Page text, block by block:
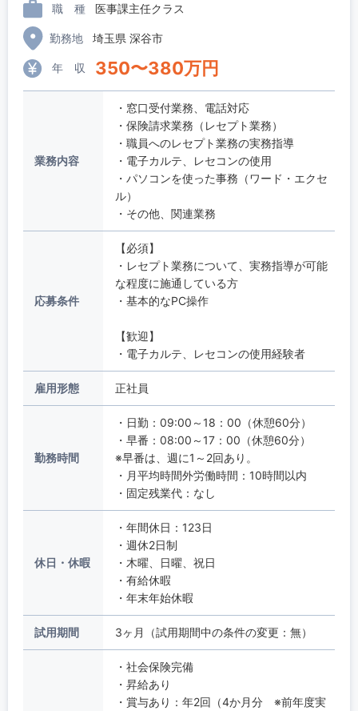
職 種 医事課主任クラス
勤務地 埼玉県 深谷市
年 収 350〜380万円
業務内容
・窓口受付業務、電話対応
・保険請求業務（レセプト業務）
・職員へのレセプト業務の実務指導
・電子カルテ、レセコンの使用
・パソコンを使った事務（ワード・エクセ
ル）
・その他、関連業務
応募条件
【必須】
・レセプト業務について、実務指導が可能
な程度に施通している方
・基本的なPC操作
【歓迎】
・電子カルテ、レセコンの使用経験者
雇用形態 正社員
勤務時間
・日勤：09:00～18：00（休憩60分）
・早番：08:00～17：00（休憩60分）
※早番は、週に1～2回あり。
・月平均時間外労働時間：10時間以内
・固定残業代：なし
休日・休暇
・年間休日：123日
・週休2日制
・木曜、日曜、祝日
・有給休暇
・年末年始休暇
試用期間 3ヶ月（試用期間中の条件の変更：無）
・社会保険完備
・昇給あり
・賞与あり：年2回（4か月分 ※前年度実